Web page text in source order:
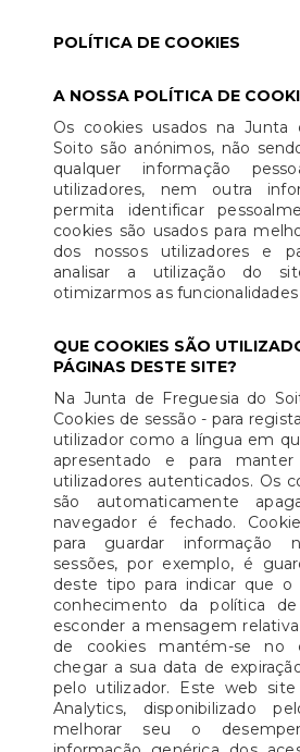
POLÍTICA DE COOKIES
A NOSSA POLÍTICA DE
Os cookies usados na Junta
Soito são anónimos, não
qualquer informação
utilizadores, nem outra
permita identificar
cookies são usados para
dos nossos utilizadores e
analisar a utilização do
otimizarmos as
QUE COOKIES SÃO
PÁGINAS DESTE SITE?
Na Junta de Freguesia do
Cookies de sessão - para
utilizador como a língua em
apresentado e para
utilizadores autenticados. Os
são automaticamente
navegador é fechado.
para guardar informação
sessões, por exemplo, é
deste tipo para indicar que o
conhecimento da política
esconder a mensagem
de cookies mantém-se no
chegar a sua data de
pelo utilizador. Este web
Analytics, disponibilizado
melhorar seu o